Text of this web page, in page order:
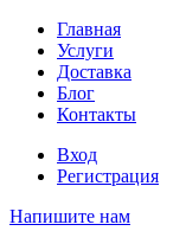
Главная
Услуги
Доставка
Блог
Контакты
Вход
Регистрация
Напишите нам